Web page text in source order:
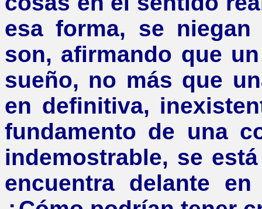
esa forma, se
son, afirmando que
sueño, no más que
en definitiva,
fundamento de una
indemostrable, se
encuentra delante